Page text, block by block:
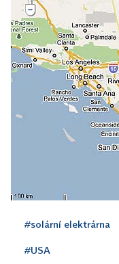
#solární elektrárna
#USA